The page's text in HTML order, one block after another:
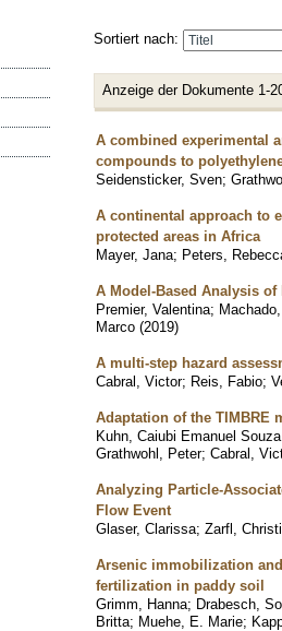
Sortiert nach:
Anzeige der Dokumente 1-
A combined experimental
compounds to
Seidensticker, Sven;
A continental approach to
protected areas in Africa
Mayer, Jana; Peters,
A Model-Based Analysis
Premier, Valentina;
Marco (2019)
A multi-step hazard
Cabral, Victor; Reis, Fabio;
Adaptation of the TIMBRE
Kuhn, Caiubi Emanuel Souza
Grathwohl, Peter; Cabral,
Analyzing Particle-
Flow Event
Glaser, Clarissa; Zarfl,
Arsenic immobilization
fertilization in paddy soil
Grimm, Hanna; Drabesch,
Britta; Muehe, E. Marie;